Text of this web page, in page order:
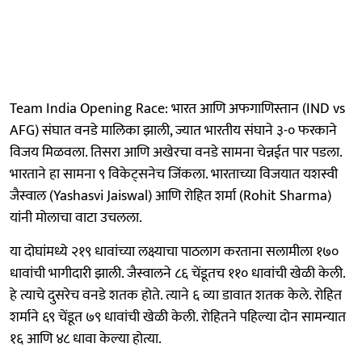
Team India Opening Race: भारत आणि अफगाणिस्तान (IND vs
AFG) संघात वनडे मालिका झाली, ज्यात भारतीय संघाने ३-० फरकाने
विजय मिळवला. तिसरा आणि अखेरचा वनडे सामना चेन्नईत पार पडला.
भारताने हा सामना ९ विकेट्सनेच जिंकला. भारताच्या विजयात यशस्वी
जैस्वाल (Yashasvi Jaiswal) आणि रोहित शर्मा (Rohit Sharma)
यांनी मोलाचा वाटा उचलला.
या दोघांमध्ये २१९ धावांच्या लक्ष्याचा पाठलाग करताना सलामीला १७०
धावांची भागीदारी झाली. जैस्वालने ८६ चेंडूतच ११० धावांची खेळी केली.
हे त्याचे दुसरेच वनडे शतक होते. त्याने ६ व्या डावात शतक केले. रोहित
शर्माने ६९ चेंडूत ७९ धावांची खेळी केली. रोहितने पहिल्या दोन सामन्यात
१६ आणि ४८ धावा केल्या होत्या.